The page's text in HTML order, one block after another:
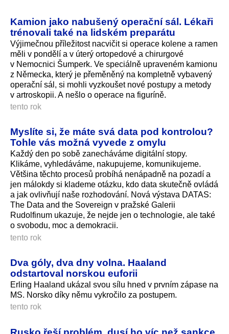
Kamion jako nabušený operační sál. Lékaři
trénovali také na lidském preparátu
Výjimečnou příležitost nacvičit si operace kolene a ramen
měli v pondělí a v úterý ortopedové a chirurgové
v Nemocnici Šumperk. Ve speciálně upraveném kamionu
z Německa, který je přeměněný na kompletně vybavený
operační sál, si mohli vyzkoušet nové postupy a metody
v artroskopii. A nešlo o operace na figuríně.
tento rok
Myslíte si, že máte svá data pod kontrolou?
Tohle vás možná vyvede z omylu
Každý den po sobě zanecháváme digitální stopy.
Klikáme, vyhledáváme, nakupujeme, komunikujeme.
Většina těchto procesů probíhá nenápadně na pozadí a
jen málokdy si klademe otázku, kdo data skutečně ovládá
a jak ovlivňují naše rozhodování. Nová výstava DATAS:
The Data and the Sovereign v pražské Galerii
Rudolfinum ukazuje, že nejde jen o technologie, ale také
o svobodu, moc a demokracii.
tento rok
Dva góly, dva dny volna. Haaland
odstartoval norskou euforii
Erling Haaland ukázal svou sílu hned v prvním zápase na
MS. Norsko díky němu vykročilo za postupem.
tento rok